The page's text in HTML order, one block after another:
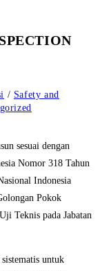
/ Safety and
sesuai dengan
Nomor 318 Tahun
Indonesia
Pokok
Teknis pada Jabatan
untuk